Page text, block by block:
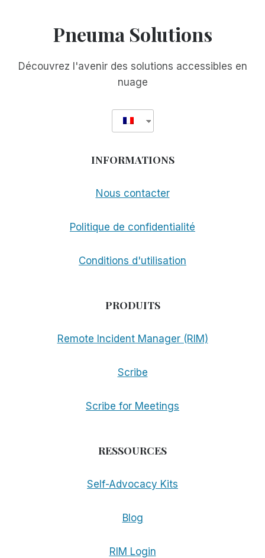
CETTE
Pneuma Solutions
Découvrez l'avenir des solutions accessibles en
nuage
INFORMATIONS
Nous contacter
Politique de confidentialité
Conditions d'utilisation
PRODUITS
Remote Incident Manager (RIM)
Scribe
Scribe for Meetings
RESSOURCES
Self-Advocacy Kits
Blog
RIM Login